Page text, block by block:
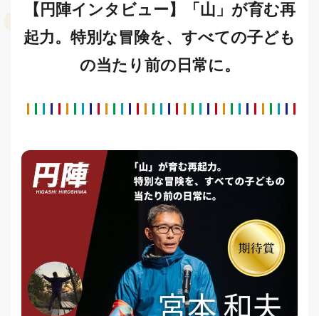
【円陣インタビュー】「山」が育む再
起力。特別な冒険を、すべての子ども
の当たり前の日常に。